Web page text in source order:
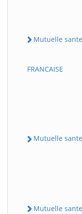
Mutuelle sante
FRANCAISE
Mutuelle sante
Mutuelle sante